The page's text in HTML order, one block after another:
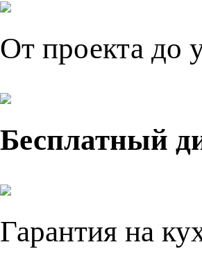
От проекта до
Бесплатный
Гарантия на